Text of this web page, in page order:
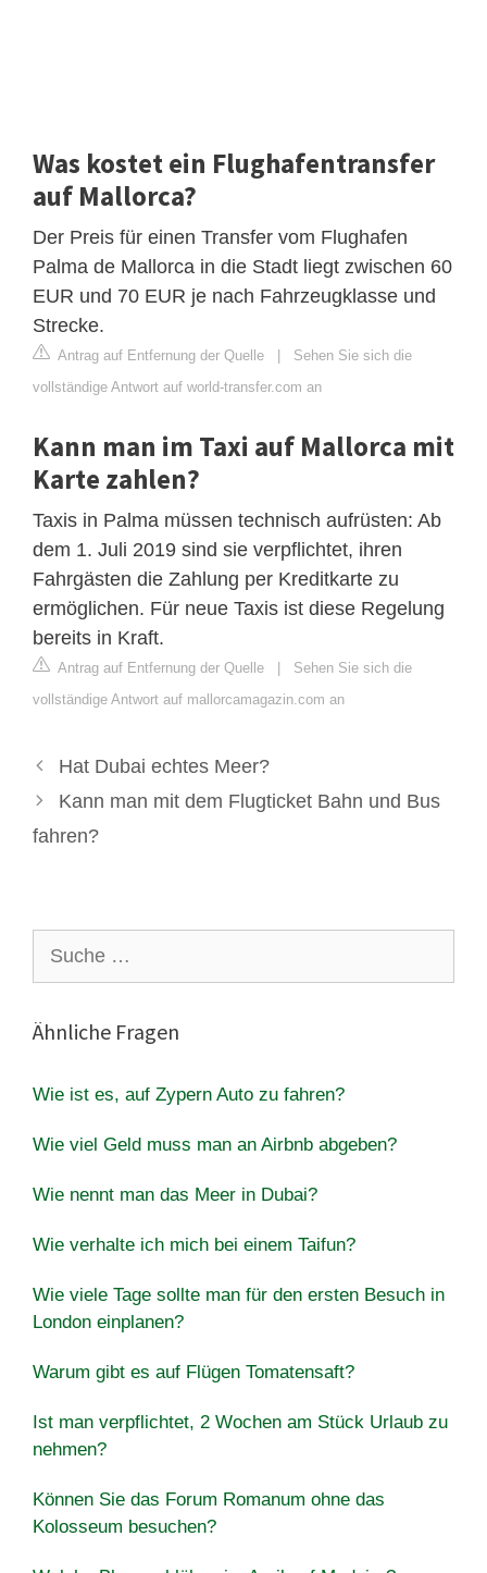
Was kostet ein Flughafentransfer
auf Mallorca?
Der Preis für einen Transfer vom Flughafen
Palma de Mallorca in die Stadt liegt zwischen 60
EUR und 70 EUR je nach Fahrzeugklasse und
Strecke.
Antrag auf Entfernung der Quelle | Sehen Sie sich die
vollständige Antwort auf world-transfer.com an
Kann man im Taxi auf Mallorca mit
Karte zahlen?
Taxis in Palma müssen technisch aufrüsten: Ab
dem 1. Juli 2019 sind sie verpflichtet, ihren
Fahrgästen die Zahlung per Kreditkarte zu
ermöglichen. Für neue Taxis ist diese Regelung
bereits in Kraft.
Antrag auf Entfernung der Quelle | Sehen Sie sich die
vollständige Antwort auf mallorcamagazin.com an
Hat Dubai echtes Meer?
Kann man mit dem Flugticket Bahn und Bus
fahren?
nach:
Ähnliche Fragen
Wie ist es, auf Zypern Auto zu fahren?
Wie viel Geld muss man an Airbnb abgeben?
Wie nennt man das Meer in Dubai?
Wie verhalte ich mich bei einem Taifun?
Wie viele Tage sollte man für den ersten Besuch in
London einplanen?
Warum gibt es auf Flügen Tomatensaft?
Ist man verpflichtet, 2 Wochen am Stück Urlaub zu
nehmen?
Können Sie das Forum Romanum ohne das
Kolosseum besuchen?